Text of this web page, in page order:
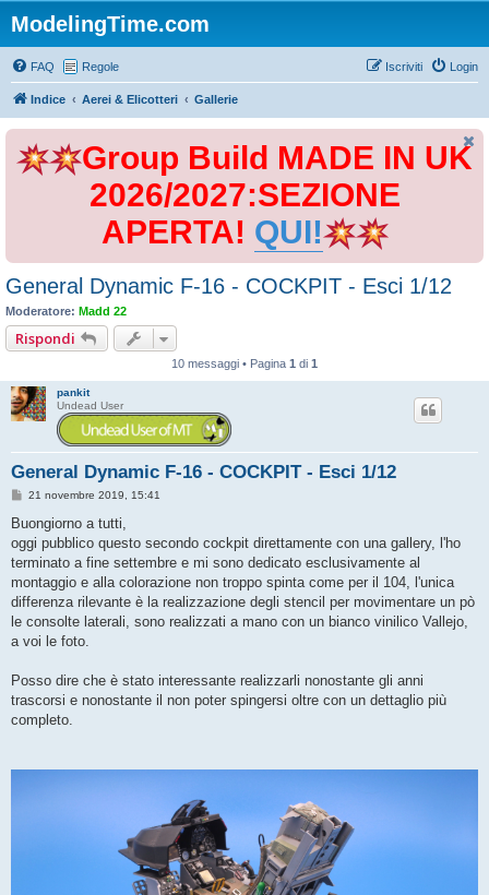
ModelingTime.com
FAQ Regole Login
Iscriviti
Indice Aerei & Elicotteri Gallerie
Group Build MADE IN UK
2026/2027:SEZIONE
APERTA! QUI!
General Dynamic F-16 - COCKPIT - Esci 1/12
Moderatore: Madd 22
Rispondi
10 messaggi • Pagina 1 di 1
pankit
Undead User
General Dynamic F-16 - COCKPIT - Esci 1/12
M
s
a
g
i
o
21 novembre 2019, 15:41
Buongiorno a tutti,
oggi pubblico questo secondo cockpit direttamente con una gallery, l'ho
terminato a fine settembre e mi sono dedicato esclusivamente al
montaggio e alla colorazione non troppo spinta come per il 104, l'unica
differenza rilevante è la realizzazione degli stencil per movimentare un pò
le consolte laterali, sono realizzati a mano con un bianco vinilico Vallejo,
a voi le foto.
Posso dire che è stato interessante realizzarli nonostante gli anni
trascorsi e nonostante il non poter spingersi oltre con un dettaglio più
completo.